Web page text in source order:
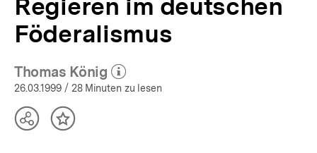
Regieren im deutschen
Föderalismus
Thomas König
(Mehr zum Autor)
öffnen
26.03.1999 / 28 Minuten zu lesen
TeilenInhalt